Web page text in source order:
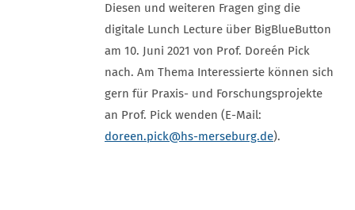
Diesen und weiteren Fragen ging die
digitale Lunch Lecture über BigBlueButton
am 10. Juni 2021 von Prof. Doreén Pick
nach. Am Thema Interessierte können sich
gern für Praxis- und Forschungsprojekte
an Prof. Pick wenden (E-Mail:
doreen.pick@hs-merseburg.de).